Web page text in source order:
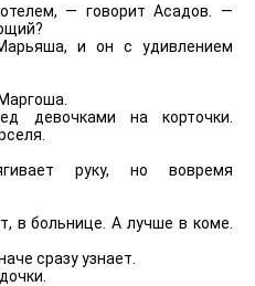
— говорит Асадов. —
и он с удивлением
девочками на корточки.
руку, но вовремя
в больнице. А лучше в коме.
сразу узнает.